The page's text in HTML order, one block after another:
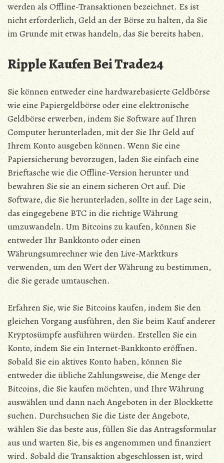
werden als Offline-Transaktionen bezeichnet. Es ist
nicht erforderlich, Geld an der Börse zu halten, da Sie
im Grunde mit etwas handeln, das Sie bereits haben.
Ripple Kaufen Bei Trade24
Sie können entweder eine hardwarebasierte Geldbörse
wie eine Papiergeldbörse oder eine elektronische
Geldbörse erwerben, indem Sie Software auf Ihren
Computer herunterladen, mit der Sie Ihr Geld auf
Ihrem Konto ausgeben können. Wenn Sie eine
Papiersicherung bevorzugen, laden Sie einfach eine
Brieftasche wie die Offline-Version herunter und
bewahren Sie sie an einem sicheren Ort auf. Die
Software, die Sie herunterladen, sollte in der Lage sein,
das eingegebene BTC in die richtige Währung
umzuwandeln. Um Bitcoins zu kaufen, können Sie
entweder Ihr Bankkonto oder einen
Währungsumrechner wie den Live-Marktkurs
verwenden, um den Wert der Währung zu bestimmen,
die Sie gerade umtauschen.
Erfahren Sie, wie Sie Bitcoins kaufen, indem Sie den
gleichen Vorgang ausführen, den Sie beim Kauf anderer
Kryptosümpfe ausführen würden. Erstellen Sie ein
Konto, indem Sie ein Internet-Bankkonto eröffnen.
Sobald Sie ein aktives Konto haben, können Sie
entweder die übliche Zahlungsweise, die Menge der
Bitcoins, die Sie kaufen möchten, und Ihre Währung
auswählen und dann nach Angeboten in der Blockkette
suchen. Durchsuchen Sie die Liste der Angebote,
wählen Sie das beste aus, füllen Sie das Antragsformular
aus und warten Sie, bis es angenommen und finanziert
wird. Sobald die Transaktion abgeschlossen ist, wird